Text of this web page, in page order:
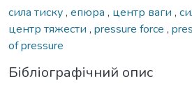
сила тиску, епюра , центр ваги ,
центр тяжести , pressure force ,
of pressure
Бібліографічний опис